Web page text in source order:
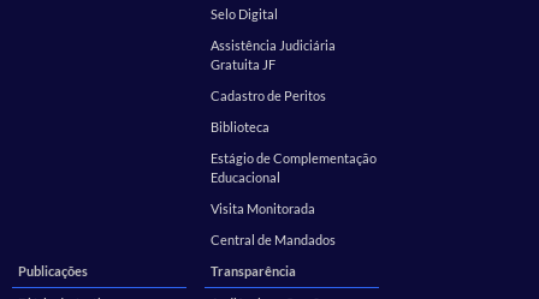
Selo Digital
Assistência Judiciária
Gratuita JF
Cadastro de Peritos
Biblioteca
Estágio de Complementação
Educacional
Visita Monitorada
Central de Mandados
Publicações
Transparência